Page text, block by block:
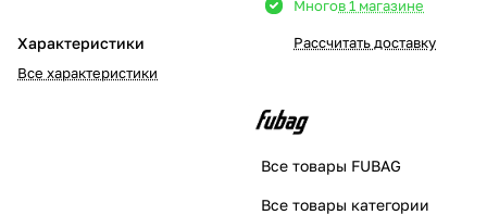
Характеристики
Все характеристики
Многов 1 магазине
Рассчитать доставку
Все товары FUBAG
Все товары категории
% картой любого банка